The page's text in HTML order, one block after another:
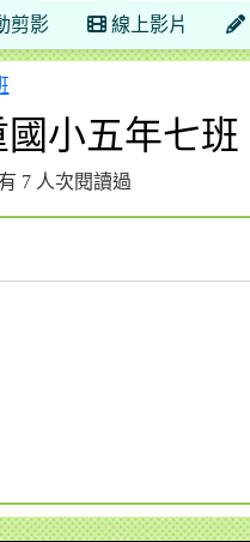
剪影 線上影片
114 學年度 新北市立三重國
小五年七班
7 人次閱讀過